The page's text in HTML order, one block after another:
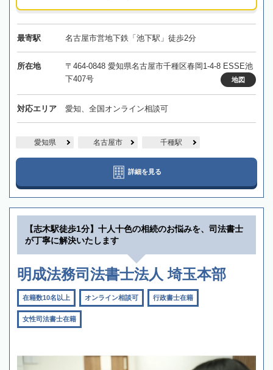
最寄駅 名古屋市営地下鉄「池下駅」徒歩2分
所在地
〒464-0848 愛知県名古屋市千種区春岡1-4-8 ESSE池
下407号
地図
対応エリア 愛知、全国オンライン相談可
愛知県 名古屋市 千種駅
詳細を見る
【志木駅徒歩1分】十人十色の相続のお悩みを、司法書士
が丁寧に解決いたします
明成法務司法書士法人 埼玉本部
在籍数10名以上 オンライン相談可 行政書士在籍
女性司法書士在籍